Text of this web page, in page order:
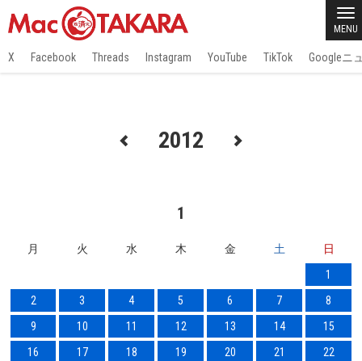
MENU
X Facebook Threads Instagram YouTube TikTok Googleニ
2012
1
月 火 水 木 金 土
日
1
2
3 4 5 6 7
8
9
10 11 12 13 14
15
16
17 18 19 20 21
22